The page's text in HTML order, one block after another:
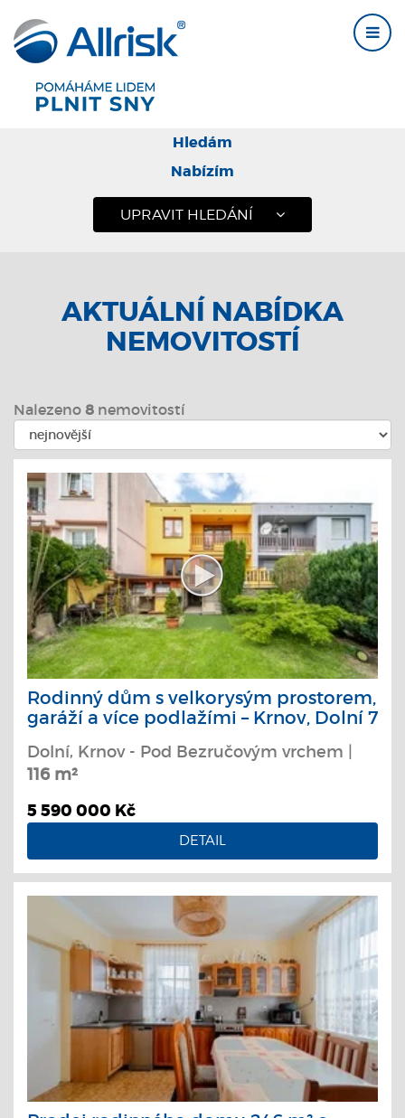
Hledám
Nabízím
UPRAVIT HLEDÁNÍ
AKTUÁLNÍ NABÍDKA
NEMOVITOSTÍ
Nalezeno 8 nemovitostí
Rodinný dům s velkorysým prostorem,
garáží a více podlažími – Krnov, Dolní 7
Dolní, Krnov - Pod Bezručovým vrchem |
116 m²
5 590 000 Kč
DETAIL